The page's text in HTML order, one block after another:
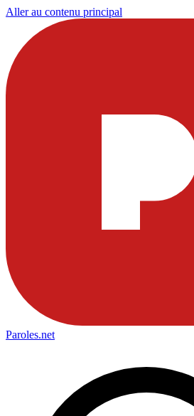
Aller au contenu principal
Paroles.net